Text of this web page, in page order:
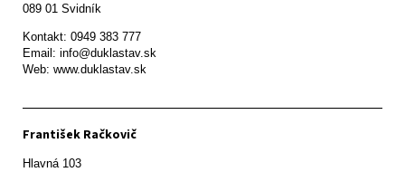
089 01 Svidník
Kontakt: 0949 383 777
Email: info@duklastav.sk
Web: www.duklastav.sk
František Račkovič
Hlavná 103